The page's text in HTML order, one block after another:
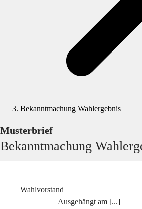
Bekanntmachung Wahlergebnis
Musterbrief
Bekanntmachung
Wahlvorstand
Ausgehängt am [...]